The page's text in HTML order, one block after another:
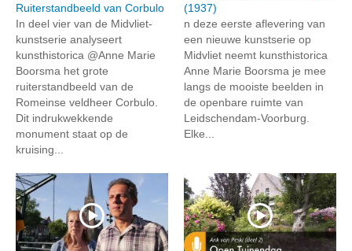
Ruiterstandbeeld van Corbulo
In deel vier van de Midvliet-
kunstserie analyseert
kunsthistorica @Anne Marie
Boorsma het grote
ruiterstandbeeld van de
Romeinse veldheer Corbulo.
Dit indrukwekkende
monument staat op de
kruising...
(1937)
n deze eerste aflevering van
een nieuwe kunstserie op
Midvliet neemt kunsthistorica
Anne Marie Boorsma je mee
langs de mooiste beelden in
de openbare ruimte van
Leidschendam-Voorburg.
Elke...